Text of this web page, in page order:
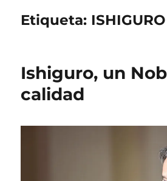
Etiqueta:
Ishiguro, un
calidad